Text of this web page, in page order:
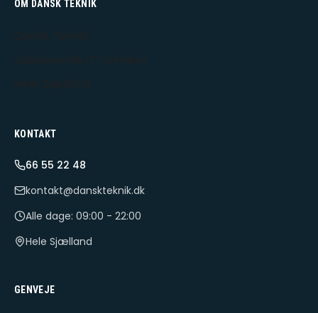
OM DANSK TEKNIK
KONTAKT
66 55 22 48
kontakt@danskteknik.dk
Alle dage: 09:00 - 22:00
Hele Sjælland
GENVEJE